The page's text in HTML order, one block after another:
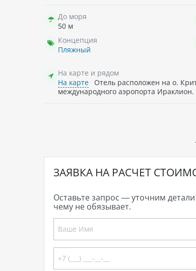
До моря
50 м
Концепция
Пляжный
На карте и рядом
На карте
Отель расположен на о.
международного аэропорта Ираклион.
ЗАЯВКА НА РАСЧЕТ
Оставьте запрос — уточним
чему не обязывает.